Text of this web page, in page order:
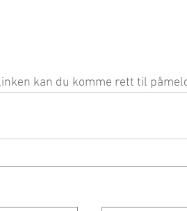
kan du komme rett til